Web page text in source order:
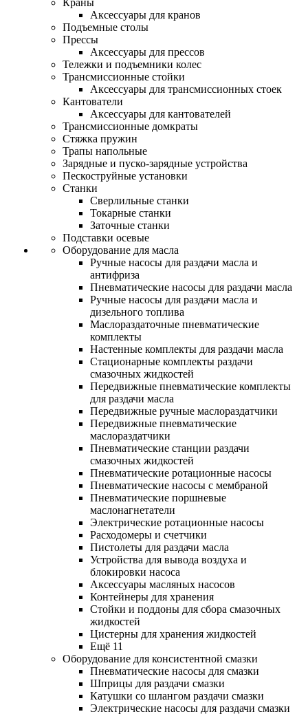
Краны
Аксессуары для кранов
Подъемные столы
Прессы
Аксессуары для прессов
Тележки и подъемники колес
Трансмиссионные стойки
Аксессуары для трансмиссионных стоек
Кантователи
Аксессуары для кантователей
Трансмиссионные домкраты
Стяжка пружин
Трапы напольные
Зарядные и пуско-зарядные устройства
Пескоструйные установки
Станки
Сверлильные станки
Токарные станки
Заточные станки
Подставки осевые
Оборудование для масла
Ручные насосы для раздачи масла и
антифриза
Пневматические насосы для раздачи масла
Ручные насосы для раздачи масла и
дизельного топлива
Маслораздаточные пневматические
комплекты
Настенные комплекты для раздачи масла
Стационарные комплекты раздачи
смазочных жидкостей
Передвижные пневматические комплекты
для раздачи масла
Передвижные ручные маслораздатчики
Передвижные пневматические
маслораздатчики
Пневматические станции раздачи
смазочных жидкостей
Пневматические ротационные насосы
Пневматические насосы с мембраной
Пневматические поршневые
маслонагнетатели
Электрические ротационные насосы
Расходомеры и счетчики
Пистолеты для раздачи масла
Устройства для вывода воздуха и
блокировки насоса
Аксессуары масляных насосов
Контейнеры для хранения
Стойки и поддоны для сбора смазочных
жидкостей
Цистерны для хранения жидкостей
Ещё 11
Оборудование для консистентной смазки
Пневматические насосы для смазки
Шприцы для раздачи смазки
Катушки со шлангом раздачи смазки
Электрические насосы для раздачи смазки